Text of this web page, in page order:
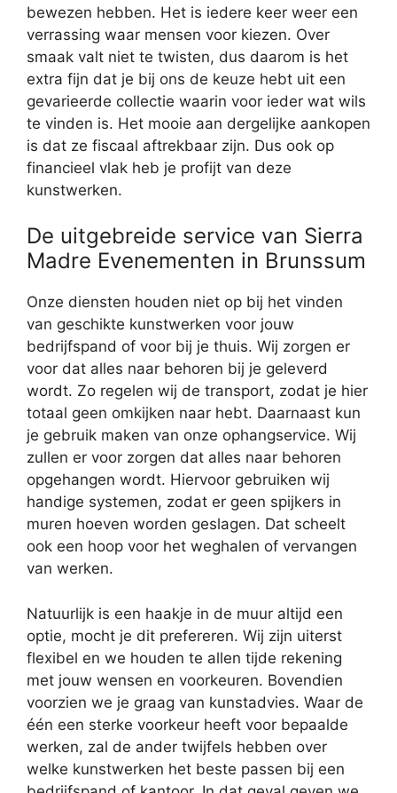
bewezen hebben. Het is iedere keer weer een
verrassing waar mensen voor kiezen. Over
smaak valt niet te twisten, dus daarom is het
extra fijn dat je bij ons de keuze hebt uit een
gevarieerde collectie waarin voor ieder wat wils
te vinden is. Het mooie aan dergelijke aankopen
is dat ze fiscaal aftrekbaar zijn. Dus ook op
financieel vlak heb je profijt van deze
kunstwerken.
De uitgebreide service van Sierra
Madre Evenementen in Brunssum
Onze diensten houden niet op bij het vinden
van geschikte kunstwerken voor jouw
bedrijfspand of voor bij je thuis. Wij zorgen er
voor dat alles naar behoren bij je geleverd
wordt. Zo regelen wij de transport, zodat je hier
totaal geen omkijken naar hebt. Daarnaast kun
je gebruik maken van onze ophangservice. Wij
zullen er voor zorgen dat alles naar behoren
opgehangen wordt. Hiervoor gebruiken wij
handige systemen, zodat er geen spijkers in
muren hoeven worden geslagen. Dat scheelt
ook een hoop voor het weghalen of vervangen
van werken.
Natuurlijk is een haakje in de muur altijd een
optie, mocht je dit prefereren. Wij zijn uiterst
flexibel en we houden te allen tijde rekening
met jouw wensen en voorkeuren. Bovendien
voorzien we je graag van kunstadvies. Waar de
één een sterke voorkeur heeft voor bepaalde
werken, zal de ander twijfels hebben over
welke kunstwerken het beste passen bij een